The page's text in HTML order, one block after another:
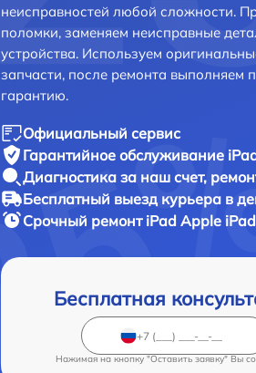
неисправностей любой сложности.
поломки, заменяем неисправные
устройства. Используем
запчасти, после ремонта выполняем
гарантию.
Официальный сервис
Гарантийное обслуживание
Диагностика за наш счет,
Бесплатный выезд курьера в
Срочный ремонт iPad Apple
Бесплатная
Нажимая на кнопку "Оставить заявку" Вы